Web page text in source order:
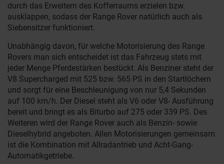
durch das Erweitern des Kofferraums erzielen bzw.
ausklappen, sodass der Range Rover natürlich auch als
Siebensitzer funktioniert.
Unabhängig davon, für welche Motorisierung des Range
Rovers man sich entscheidet ist das Fahrzeug stets mit
jeder Menge Pferdestärken bestückt. Als Benziner steht der
V8 Supercharged mit 525 bzw. 565 PS in den Startlöchern
und sorgt für eine Beschleunigung von nur 5,4 Sekunden
auf 100 km/h. Der Diesel steht als V6 oder V8- Ausführung
bereit und bringt es als Biturbo auf 275 oder 339 PS. Des
Weiteren wird der Range Rover auch als Benzin- sowie
Dieselhybrid angeboten. Allen Motorisierungen gemeinsam
ist die Kombination mit Allradantrieb und Acht-Gang-
Automatikgetriebe.